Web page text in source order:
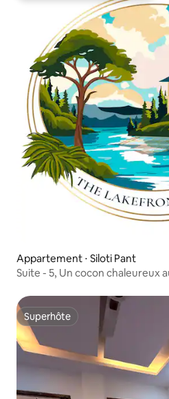
Appartement ⋅ Siloti Pant
Suite - 5, Un cocon chaleureux
Superhôte
Superhôte